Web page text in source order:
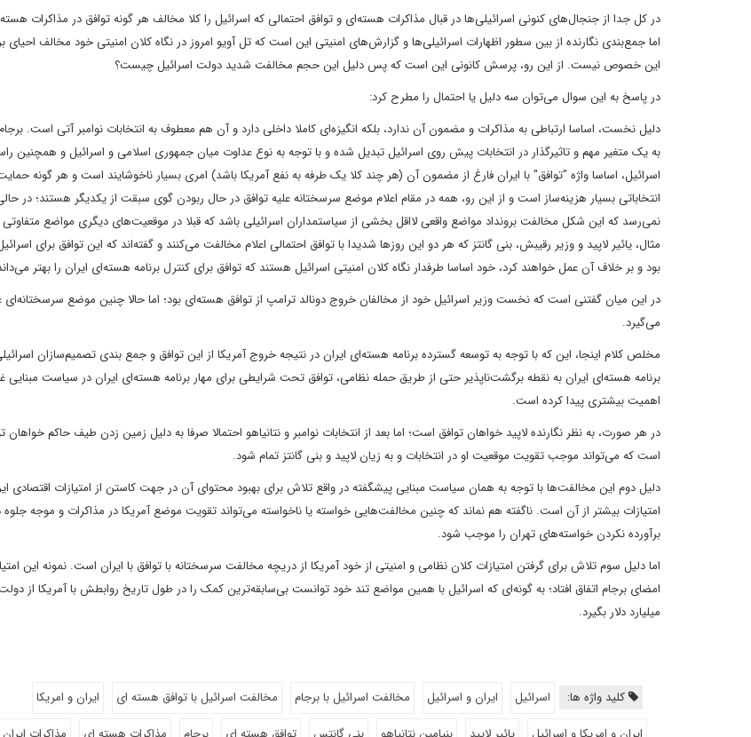
در کل جدا از جنجال‌های کنونی اسرائیلی‌ها در قبال مذاکرات هسته‌ای و توافق احتمالی که اسرائیل را کلا مخالف هر گونه توافق در مذاکرات
اما جمع‌بندی نگارنده از بین سطور اظهارات اسرائیلی‌ها و گزارش‌‌های امنیتی این است که تل آویو امروز در نگاه کلان امنیتی خود مخالف احیای
این خصوص نیست. از این رو، پرسش کانونی این است که پس دلیل این حجم مخالفت شدید دولت اسرائیل چیست؟
در پاسخ به این سوال می‌توان سه دلیل یا احتمال را مطرح کرد:
دلیل نخست، اساسا ارتباطی به مذاکرات و مضمون آن ندارد، بلکه انگیزه‌ای کاملا داخلی دارد و آن هم معطوف به انتخابات نوامبر آتی است.
به یک متغیر مهم و تاثیرگذار در انتخابات پیش روی اسرائیل تبدیل شده و با توجه به نوع عداوت میان جمهوری اسلامی و اسرائیل و همچنین
اسرائیل، اساسا واژه "توافق" با ایران فارغ از مضمون آن (هر چند کلا یک طرفه به نفع آمریکا باشد) امری بسیار ناخوشایند است و هر گونه حمایت
انتخاباتی بسیار هزینه‌ساز است و از این رو، همه در مقام اعلام موضع سرسختانه علیه توافق در حال ربودن گوی سبقت از یکدیگر هستند؛ در
نمی‌رسد که این شکل مخالفت برونداد مواضع واقعی لااقل بخشی از سیاستمداران اسرائیلی باشد که قبلا در موقعیت‌های دیگری مواضع متفاوتی
مثال، یائیر لاپید و وزیر رقیبش، بنی گانتز که هر دو این روزها شدیدا با توافق احتمالی اعلام مخالفت می‌کنند و گفته‌اند که این توافق برای
بود و بر خلاف آن عمل خواهند کرد، خود اساسا طرفدار نگاه کلان امنیتی اسرائیل هستند که توافق برای کنترل برنامه هسته‌ای ایران را بهتر
در این میان گفتنی است که نخست وزیر اسرائیل خود از مخالفان خروج دونالد ترامپ از توافق هسته‌ای بود؛ اما حالا چنین موضع سرسختانه‌ای
می‌گیرد.
مخلص کلام اینجا، این که با توجه به توسعه گسترده برنامه هسته‌ای ایران در نتیجه خروج آمریکا از این توافق و جمع بندی تصمیم‌سازان
برنامه هسته‌ای ایران به نقطه برگشت‌ناپذیر حتی از طریق حمله نظامی، توافق تحت شرایطی برای مهار برنامه‌ هسته‌ای ایران در سیاست مبنایی
اهمیت بیشتری پیدا کرده است.
در هر صورت، به نظر نگارنده لاپید خواهان توافق است؛ اما بعد از انتخابات نوامبر و نتانیاهو احتمالا صرفا به دلیل زمین زدن طیف حاکم خواهان
است که می‌تواند موجب تقویت موقعیت او در انتخابات و به زیان لاپید و بنی گانتز تمام شود.
دلیل دوم این مخالفت‌ها با توجه به همان سیاست مبنایی پیشگفته در واقع تلاش برای بهبود محتوای آن در جهت کاستن از امتیازات اقتصادی
امتیازات بیشتر از آن است. ناگفته هم نماند که چنین مخالفت‌هایی خواسته یا ناخواسته می‌تواند تقویت موضع آمریکا در مذاکرات و موجه
برآورده نکردن خواسته‌های تهران را موجب شود.
اما دلیل سوم تلاش برای گرفتن امتیازات کلان نظامی و امنیتی از خود آمریکا از دریچه مخالفت سرسختانه با توافق با ایران است. نمونه این
میلیارد دلار بگیرد.
کلید واژه ها: اسرائیل ایران و اسرائیل مخالفت اسرائیل با برجام مخالفت اسرائیل با توافق هسته ای
ایران و امریکا